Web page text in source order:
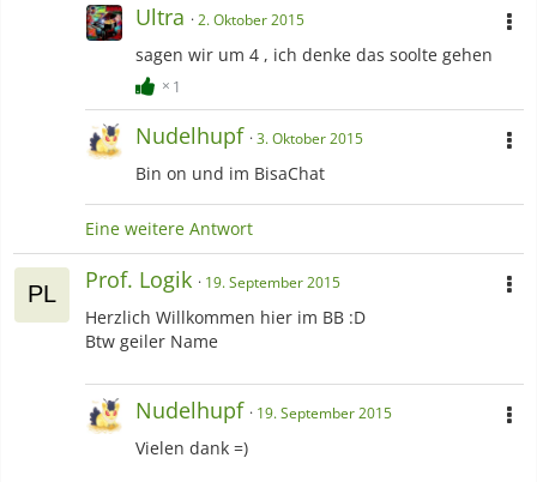
Ultra 2. Oktober 2015
sagen wir um 4 , ich denke das soolte gehen
1
Nudelhupf 3. Oktober 2015
Bin on und im BisaChat
Eine weitere Antwort
Prof. Logik 19. September 2015
Herzlich Willkommen hier im BB :D
Btw geiler Name
Nudelhupf 19. September 2015
Vielen dank =)